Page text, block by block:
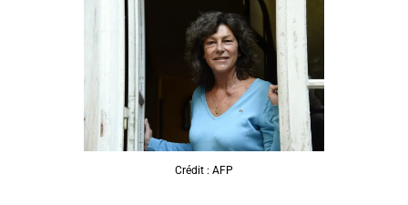
Crédit : AFP